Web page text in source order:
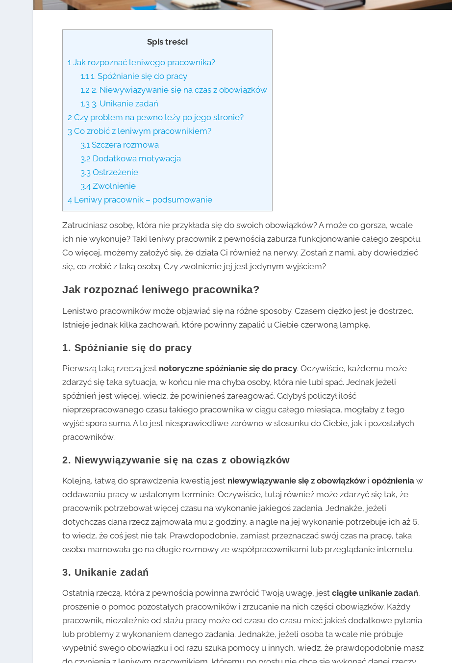
Spis treści
1 Jak rozpoznać leniwego pracownika?
1.1 1. Spóźnianie się do pracy
1.2 2. Niewywiązywanie się na czas z obowiązków
1.33. Unikanie zadań
2 Czy problem na pewno leży po jego stronie?
3 Co zrobić z leniwym pracownikiem?
3.1 Szczera rozmowa
3.2 Dodatkowa motywacja
3.3Ostrzeżenie
3.4Zwolnienie
4 Leniwy pracownik – podsumowanie
Zatrudniasz osobę, która nie przykłada się do swoich obowiązków? A może co gorsza, wcale
ich nie wykonuje? Taki leniwy pracownik z pewnością zaburza funkcjonowanie całego zespołu.
Co więcej, możemy założyć się, że działa Ci również na nerwy. Zostań z nami, aby dowiedzieć
się, co zrobić z taką osobą. Czy zwolnienie jej jest jedynym wyjściem?
Jak rozpoznać leniwego pracownika?
Lenistwo pracowników może objawiać się na różne sposoby. Czasem ciężko jest je dostrzec.
Istnieje jednak kilka zachowań, które powinny zapalić u Ciebie czerwoną lampkę.
1. Spóźnianie się do pracy
Pierwszą taką rzeczą jest notoryczne spóźnianie się do pracy. Oczywiście, każdemu może
zdarzyć się taka sytuacja, w końcu nie ma chyba osoby, która nie lubi spać. Jednak jeżeli
spóźnień jest więcej, wiedz, że powinieneś zareagować. Gdybyś policzył ilość
nieprzepracowanego czasu takiego pracownika w ciągu całego miesiąca, mogłaby z tego
wyjść spora suma. A to jest niesprawiedliwe zarówno w stosunku do Ciebie, jak i pozostałych
pracowników.
2. Niewywiązywanie się na czas z obowiązków
Kolejną, łatwą do sprawdzenia kwestią jest niewywiązywanie się z obowiązków iopóźnienia w
oddawaniu pracy w ustalonym terminie. Oczywiście, tutaj również może zdarzyć się tak, że
pracownik potrzebował więcej czasu na wykonanie jakiegoś zadania. Jednakże, jeżeli
dotychczas dana rzecz zajmowała mu 2 godziny, a nagle na jej wykonanie potrzebuje ich aż 6,
to wiedz, że coś jest nie tak. Prawdopodobnie, zamiast przeznaczać swój czas na pracę, taka
osoba marnowała go na długie rozmowy ze współpracownikami lub przeglądanie internetu.
3. Unikanie zadań
Ostatnią rzeczą, która z pewnością powinna zwrócić Twoją uwagę, jestciągłe unikanie zadań,
proszenie o pomoc pozostałych pracowników i zrzucanie na nich części obowiązków. Każdy
pracownik, niezależnie od stażu pracy może od czasu do czasu mieć jakieś dodatkowe pytania
lub problemy z wykonaniem danego zadania. Jednakże, jeżeli osoba ta wcale nie próbuje
wypełnić swego obowiązku i od razu szuka pomocy u innych, wiedz, że prawdopodobnie masz